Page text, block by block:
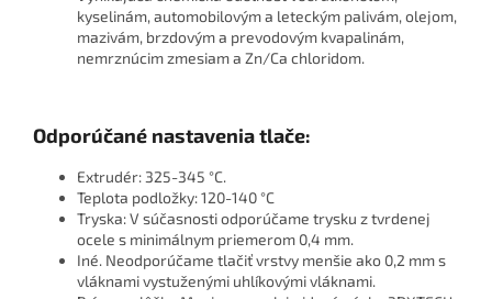
kyselinám, automobilovým a leteckým palivám, olejom,
mazivám, brzdovým a prevodovým kvapalinám,
nemrznúcim zmesiam a Zn/Ca chloridom.
Odporúčané nastavenia tlače:
Extrudér: 325-345 °C.
Teplota podložky: 120-140 °C
Tryska: V súčasnosti odporúčame trysku z tvrdenej
ocele s minimálnym priemerom 0,4 mm.
Iné. Neodporúčame tlačiť vrstvy menšie ako 0,2 mm s
vláknami vystuženými uhlíkovými vláknami.